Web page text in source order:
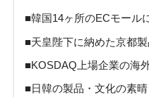
■韓国14ヶ所のECモール
■天皇陛下に納めた京都
■KOSDAQ上場企業の海
■日韓の製品・文化の素